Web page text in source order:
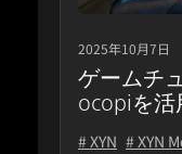
2025年10月7日
ゲームチ
ocopiを活
# XYN # XYN